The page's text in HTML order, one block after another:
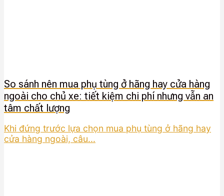
So sánh nên mua phụ tùng ở hãng hay cửa hàng
ngoài cho chủ xe: tiết kiệm chi phí nhưng vẫn an
tâm chất lượng
Khi đứng trước lựa chọn mua phụ tùng ở hãng hay
cửa hàng ngoài, câu...